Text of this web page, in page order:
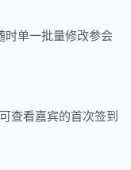
时单一批量修改参会
查看嘉宾的首次签到